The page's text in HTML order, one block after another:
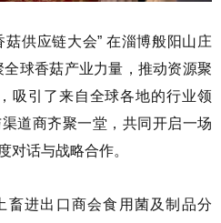
菇供应链大会” 在淄博般阳山庄
球香菇产业力量，推动资源聚
吸引了来自全球各地的行业领
道商齐聚一堂，共同开启一场
对话与战略合作。
畜进出口商会食用菌及制品分